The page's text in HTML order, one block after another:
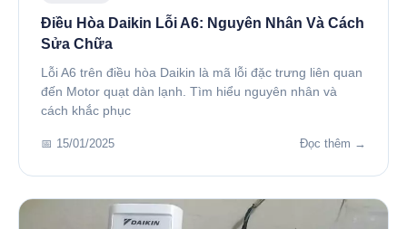
Điều Hòa Daikin Lỗi A6: Nguyên Nhân Và Cách
Sửa Chữa
Lỗi A6 trên điều hòa Daikin là mã lỗi đặc trưng liên quan
đến Motor quạt dàn lạnh. Tìm hiểu nguyên nhân và
cách khắc phục
📅 15/01/2025 Đọc thêm →